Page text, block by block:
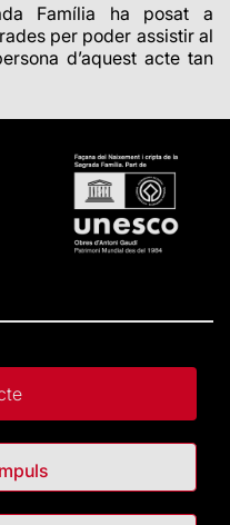
Família ha posat a
per poder assistir al
d’aquest acte tan